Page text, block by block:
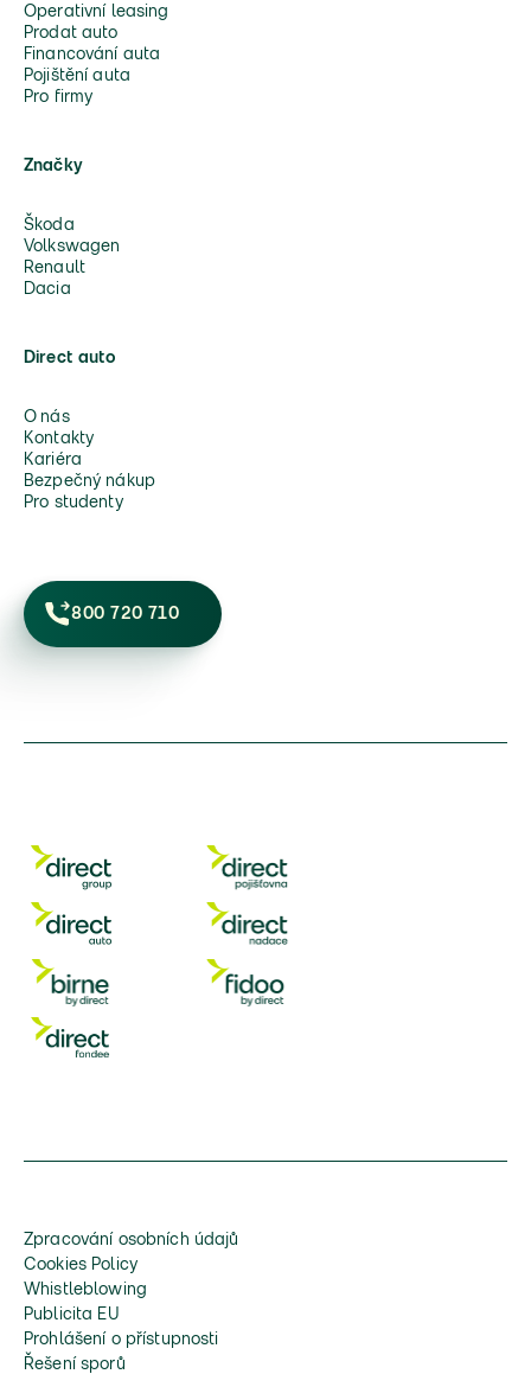
Operativní leasing
Prodat auto
Financování auta
Pojištění auta
Pro firmy
Značky
Škoda
Volkswagen
Renault
Dacia
Direct auto
O nás
Kontakty
Kariéra
Bezpečný nákup
Pro studenty
800 720 710
Zpracování osobních údajů
Cookies Policy
Whistleblowing
Publicita EU
Prohlášení o přístupnosti
Řešení sporů